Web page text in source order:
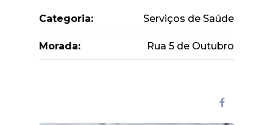
Categoria: Serviços de Saúde
Morada: Rua 5 de Outubro